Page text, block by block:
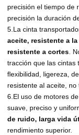
precisión el tiempo de
precisión la duración
5.La cinta
aceite, resistente a
resistente a cortes .
tracción que las cintas
flexibilidad, ligereza,
resistente al aceite, no
6.El uso de motores
suave, preciso y
de ruido, larga vida
rendimiento superior.